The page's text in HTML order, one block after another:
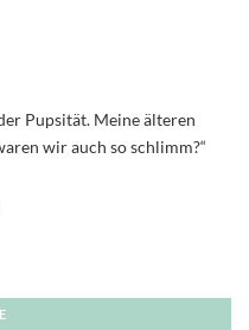
Pupsität. Meine älteren
wir auch so schlimm?“